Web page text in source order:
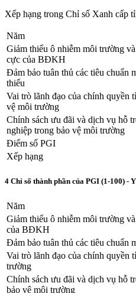
Xếp hạng trong Chỉ số Xanh cấp
Năm
Giảm thiểu ô nhiễm môi trường
cực của BĐKH
Đảm bảo tuân thủ các tiêu chuẩn
thiểu
Vai trò lãnh đạo của chính quyền
vệ môi trường
Chính sách ưu đãi và dịch vụ hỗ
nghiệp trong bảo vệ môi trường
Điểm số PGI
Xếp hạng
4 Chỉ số thành phần của PGI (1-100) -
Năm
Giảm thiểu ô nhiễm môi trường
của BĐKH
Đảm bảo tuân thủ các tiêu chuẩn
Vai trò lãnh đạo của chính quyền
trường
Chính sách ưu đãi và dịch vụ hỗ
bảo vệ môi trường